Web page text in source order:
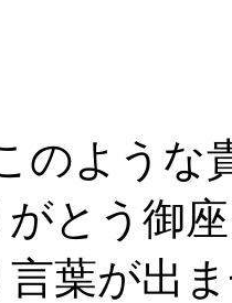
のよう
とう御
葉が出